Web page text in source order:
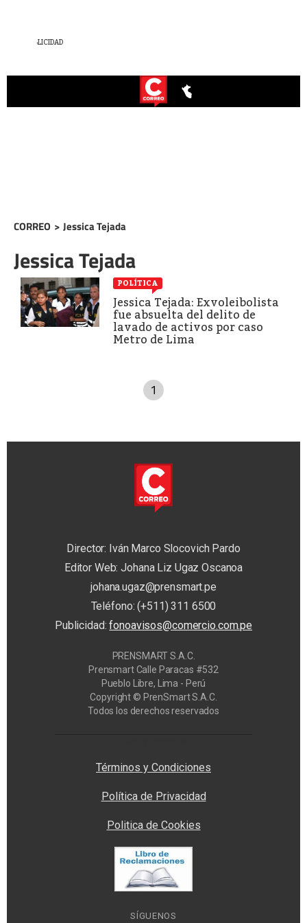
CORREO > Jessica Tejada
Jessica Tejada
POLÍTICA
Jessica Tejada: Exvoleibolista
fue absuelta del delito de
lavado de activos por caso
Metro de Lima
1
Director: Iván Marco Slocovich Pardo
Editor Web: Johana Liz Ugaz Oscanoa
johana.ugaz@prensmart.pe
Teléfono: (+511) 311 6500
Publicidad:fonoavisos@comercio.com.pe
PRENSMART S.A.C.
Prensmart Calle Paracas #532
Pueblo Libre, Lima - Perú
Copyright © PrenSmart S.A.C.
Todos los derechos reservados
Términos y Condiciones
Política de Privacidad
Politica de Cookies
SÍGUENOS